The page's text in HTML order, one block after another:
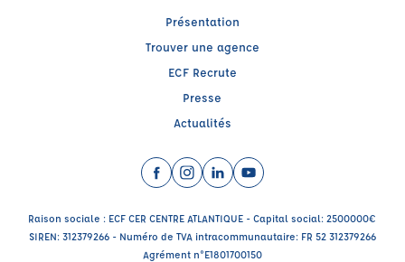
Présentation
Trouver une agence
ECF Recrute
Presse
Actualités
Facebook (nouvelle fenêtre)
Instagram (nouvelle fenêtre)
LinkedIn (nouvelle fenêtre)
YouTube (nouvelle
Raison sociale : ECF CER CENTRE ATLANTIQUE - Capital social: 2500000€
SIREN: 312379266 - Numéro de TVA intracommunautaire: FR 52 312379266
Agrément n°E1801700150